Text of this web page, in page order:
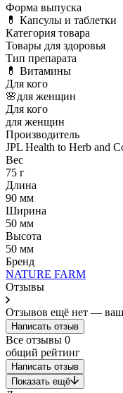
Форма выпуска
💊 Капсулы и таблетки
Категория товара
Товары для здоровья
Тип препарата
💊 Витамины
Для кого
🌸для женщин
Для кого
для женщин
Производитель
JPL Health to Herb and
Вес
75 г
Длина
90 мм
Ширина
50 мм
Высота
50 мм
Бренд
NATURE FARM
Отзывы
Отзывов ещё нет —
Написать отзыв
Все отзывы 0
общий рейтинг
Написать отзыв
Показать ещё